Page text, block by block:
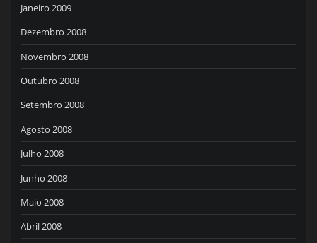
Janeiro 2009
Dezembro 2008
Novembro 2008
Outubro 2008
Setembro 2008
Agosto 2008
Julho 2008
Junho 2008
Maio 2008
Abril 2008